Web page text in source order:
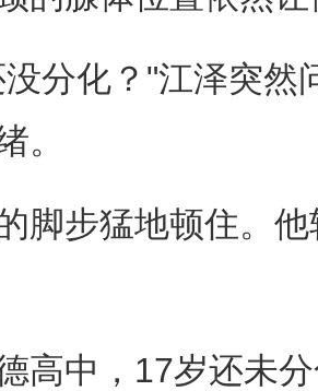
化？"江泽突然
。
步猛地顿住。他
中，17岁还未分